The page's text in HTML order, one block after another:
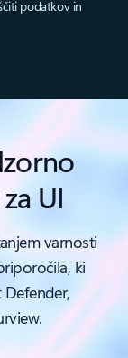
podatkov in
UI
varnosti
ki